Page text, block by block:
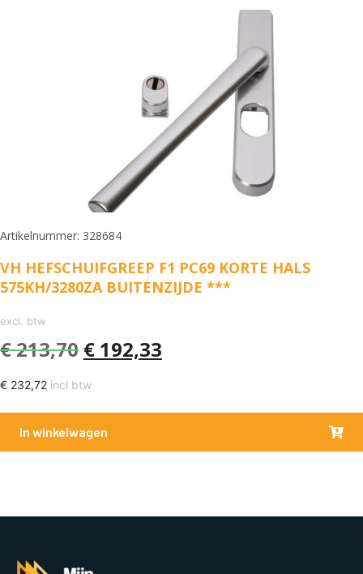
Artikelnummer: 328684
VH HEFSCHUIFGREEP F1 PC69 KORTE HALS
575KH/3280ZA BUITENZIJDE ***
excl. btw
€213,70 € 192,33
€ 232,72 incl btw
In winkelwagen